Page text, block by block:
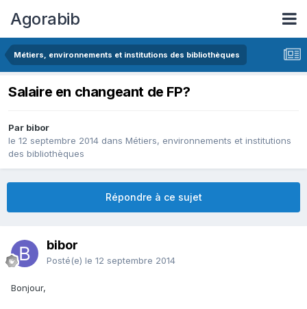
Agorabib
Métiers, environnements et institutions des bibliothèques
Salaire en changeant de FP?
Par bibor
le 12 septembre 2014 dans Métiers, environnements et institutions
des bibliothèques
Répondre à ce sujet
bibor
Posté(e) le 12 septembre 2014
Bonjour,